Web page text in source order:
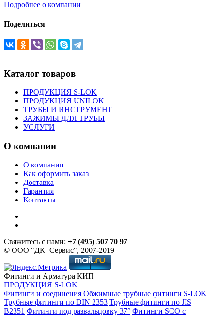
Подробнее о компании
Поделиться
Каталог товаров
ПРОДУКЦИЯ S-LOK
ПРОДУКЦИЯ UNILOK
ТРУБЫ И ИНСТРУМЕНТ
ЗАЖИМЫ ДЛЯ ТРУБЫ
УСЛУГИ
О компании
О компании
Как оформить заказ
Доставка
Гарантия
Контакты
Свяжитесь с нами: +7 (495) 507 70 97
© ООО "ДК+Сервис", 2007-2019
Фитинги и Арматура КИП
ПРОДУКЦИЯ S-LOK
Фитинги и соединения Обжимные трубные фитинги S-LOK
Трубные фитинги по DIN 2353 Трубные фитинги по JIS
B2351 Фитинги под развальцовку 37° Фитинги SCO с